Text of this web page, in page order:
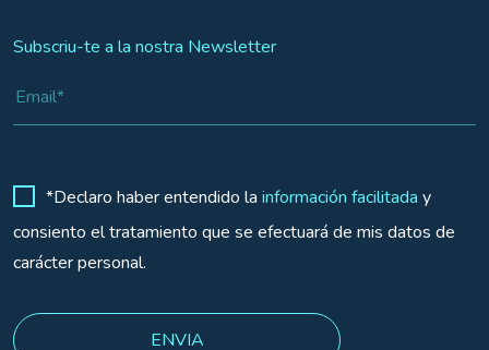
Subscriu-te a la nostra Newsletter
*Declaro haber entendido la información facilitada y
consiento el tratamiento que se efectuará de mis datos de
carácter personal.